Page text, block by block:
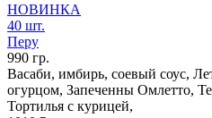
НОВИНКА
40 шт.
Перу
990 гр.
Васаби, имбирь, соевый соус,
огурцом, Запеченны Омлетто,
Тортилья с курицей,